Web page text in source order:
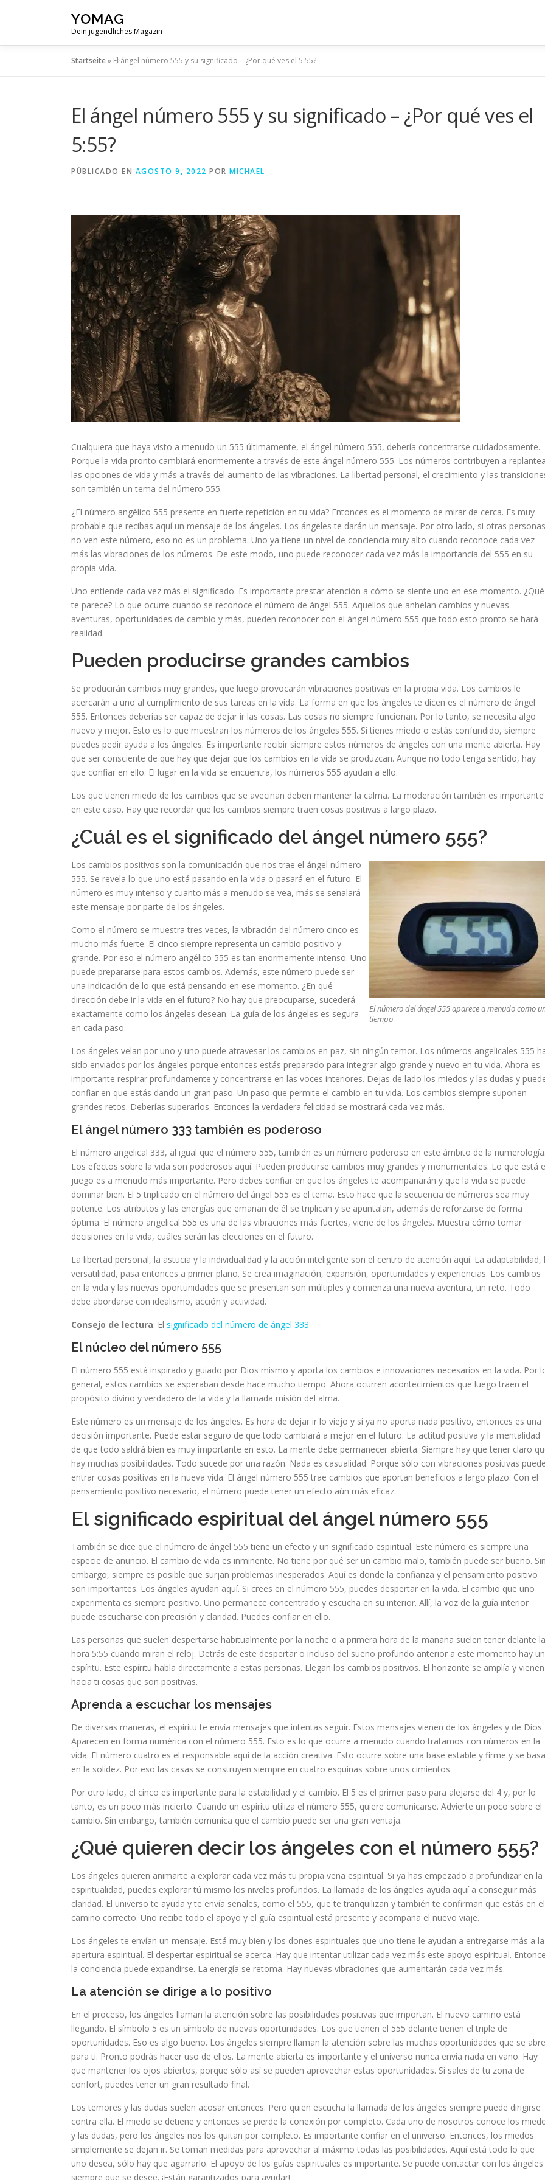
YOMAG
Dein jugendliches Magazin
Startseite» El ángel número 555 y su significado – ¿Por qué ves el 5:55?
El ángel número 555 y su significado – ¿Por qué ves el
5:55?
PÚBLICADO EN AGOSTO 9, 2022 POR MICHAEL
Cualquiera que haya visto a menudo un 555 últimamente, el ángel número 555, debería concentrarse cuidadosamente.
Porque la vida pronto cambiará enormemente a través de este ángel número 555. Los números contribuyen a
las opciones de vida y más a través del aumento de las vibraciones. La libertad personal, el crecimiento y las
son también un tema del número 555.
¿El número angélico 555 presente en fuerte repetición en tu vida? Entonces es el momento de mirar de cerca. Es muy
probable que recibas aquí un mensaje de los ángeles. Los ángeles te darán un mensaje. Por otro lado, si otras personas
no ven este número, eso no es un problema. Uno ya tiene un nivel de conciencia muy alto cuando reconoce cada vez
más las vibraciones de los números. De este modo, uno puede reconocer cada vez más la importancia del 555 en su
propia vida.
Uno entiende cada vez más el significado. Es importante prestar atención a cómo se siente uno en ese momento. ¿Qué
te parece? Lo que ocurre cuando se reconoce el número de ángel 555. Aquellos que anhelan cambios y nuevas
aventuras, oportunidades de cambio y más, pueden reconocer con el ángel número 555 que todo esto pronto se hará
realidad.
Pueden producirse grandes cambios
Se producirán cambios muy grandes, que luego provocarán vibraciones positivas en la propia vida. Los cambios le
acercarán a uno al cumplimiento de sus tareas en la vida. La forma en que los ángeles te dicen es el número de ángel
555. Entonces deberías ser capaz de dejar ir las cosas. Las cosas no siempre funcionan. Por lo tanto, se necesita algo
nuevo y mejor. Esto es lo que muestran los números de los ángeles 555. Si tienes miedo o estás confundido, siempre
puedes pedir ayuda a los ángeles. Es importante recibir siempre estos números de ángeles con una mente abierta. Hay
que ser consciente de que hay que dejar que los cambios en la vida se produzcan. Aunque no todo tenga sentido, hay
que confiar en ello. El lugar en la vida se encuentra, los números 555 ayudan a ello.
Los que tienen miedo de los cambios que se avecinan deben mantener la calma. La moderación también es importante
en este caso. Hay que recordar que los cambios siempre traen cosas positivas a largo plazo.
¿Cuál es el significado del ángel número 555?
El número del ángel 555 aparece a menudo como
tiempo
Los cambios positivos son la comunicación que nos trae el ángel número
555. Se revela lo que uno está pasando en la vida o pasará en el futuro. El
número es muy intenso y cuanto más a menudo se vea, más se señalará
este mensaje por parte de los ángeles.
Como el número se muestra tres veces, la vibración del número cinco es
mucho más fuerte. El cinco siempre representa un cambio positivo y
grande. Por eso el número angélico 555 es tan enormemente intenso. Uno
puede prepararse para estos cambios. Además, este número puede ser
una indicación de lo que está pensando en ese momento. ¿En qué
dirección debe ir la vida en el futuro? No hay que preocuparse, sucederá
exactamente como los ángeles desean. La guía de los ángeles es segura
en cada paso.
Los ángeles velan por uno y uno puede atravesar los cambios en paz, sin ningún temor. Los números angelicales 555
sido enviados por los ángeles porque entonces estás preparado para integrar algo grande y nuevo en tu vida. Ahora es
importante respirar profundamente y concentrarse en las voces interiores. Dejas de lado los miedos y las dudas y
confiar en que estás dando un gran paso. Un paso que permite el cambio en tu vida. Los cambios siempre suponen
grandes retos. Deberías superarlos. Entonces la verdadera felicidad se mostrará cada vez más.
El ángel número 333 también es poderoso
El número angelical 333, al igual que el número 555, también es un número poderoso en este ámbito de la numerología.
Los efectos sobre la vida son poderosos aquí. Pueden producirse cambios muy grandes y monumentales. Lo que está
juego es a menudo más importante. Pero debes confiar en que los ángeles te acompañarán y que la vida se puede
dominar bien. El 5 triplicado en el número del ángel 555 es el tema. Esto hace que la secuencia de números sea muy
potente. Los atributos y las energías que emanan de él se triplican y se apuntalan, además de reforzarse de forma
óptima. El número angelical 555 es una de las vibraciones más fuertes, viene de los ángeles. Muestra cómo tomar
decisiones en la vida, cuáles serán las elecciones en el futuro.
La libertad personal, la astucia y la individualidad y la acción inteligente son el centro de atención aquí. La adaptabilidad,
versatilidad, pasa entonces a primer plano. Se crea imaginación, expansión, oportunidades y experiencias. Los cambios
en la vida y las nuevas oportunidades que se presentan son múltiples y comienza una nueva aventura, un reto. Todo
debe abordarse con idealismo, acción y actividad.
Consejo de lectura: El significado del número de ángel 333
El núcleo del número 555
El número 555 está inspirado y guiado por Dios mismo y aporta los cambios e innovaciones necesarios en la vida. Por
general, estos cambios se esperaban desde hace mucho tiempo. Ahora ocurren acontecimientos que luego traen el
propósito divino y verdadero de la vida y la llamada misión del alma.
Este número es un mensaje de los ángeles. Es hora de dejar ir lo viejo y si ya no aporta nada positivo, entonces es una
decisión importante. Puede estar seguro de que todo cambiará a mejor en el futuro. La actitud positiva y la mentalidad
de que todo saldrá bien es muy importante en esto. La mente debe permanecer abierta. Siempre hay que tener claro
hay muchas posibilidades. Todo sucede por una razón. Nada es casualidad. Porque sólo con vibraciones positivas
entrar cosas positivas en la nueva vida. El ángel número 555 trae cambios que aportan beneficios a largo plazo. Con el
pensamiento positivo necesario, el número puede tener un efecto aún más eficaz.
El significado espiritual del ángel número 555
También se dice que el número de ángel 555 tiene un efecto y un significado espiritual. Este número es siempre una
especie de anuncio. El cambio de vida es inminente. No tiene por qué ser un cambio malo, también puede ser bueno. Sin
embargo, siempre es posible que surjan problemas inesperados. Aquí es donde la confianza y el pensamiento positivo
son importantes. Los ángeles ayudan aquí. Si crees en el número 555, puedes despertar en la vida. El cambio que uno
experimenta es siempre positivo. Uno permanece concentrado y escucha en su interior. Allí, la voz de la guía interior
puede escucharse con precisión y claridad. Puedes confiar en ello.
Las personas que suelen despertarse habitualmente por la noche o a primera hora de la mañana suelen tener delante la
hora 5:55 cuando miran el reloj. Detrás de este despertar o incluso del sueño profundo anterior a este momento hay un
espíritu. Este espíritu habla directamente a estas personas. Llegan los cambios positivos. El horizonte se amplía y vienen
hacia ti cosas que son positivas.
Aprenda a escuchar los mensajes
De diversas maneras, el espíritu te envía mensajes que intentas seguir. Estos mensajes vienen de los ángeles y de Dios.
Aparecen en forma numérica con el número 555. Esto es lo que ocurre a menudo cuando tratamos con números en la
vida. El número cuatro es el responsable aquí de la acción creativa. Esto ocurre sobre una base estable y firme y se basa
en la solidez. Por eso las casas se construyen siempre en cuatro esquinas sobre unos cimientos.
Por otro lado, el cinco es importante para la estabilidad y el cambio. El 5 es el primer paso para alejarse del 4 y, por lo
tanto, es un poco más incierto. Cuando un espíritu utiliza el número 555, quiere comunicarse. Advierte un poco sobre el
cambio. Sin embargo, también comunica que el cambio puede ser una gran ventaja.
¿Qué quieren decir los ángeles con el número 555?
Los ángeles quieren animarte a explorar cada vez más tu propia vena espiritual. Si ya has empezado a profundizar en la
espiritualidad, puedes explorar tú mismo los niveles profundos. La llamada de los ángeles ayuda aquí a conseguir más
claridad. El universo te ayuda y te envía señales, como el 555, que te tranquilizan y también te confirman que estás en el
camino correcto. Uno recibe todo el apoyo y el guía espiritual está presente y acompaña el nuevo viaje.
Los ángeles te envían un mensaje. Está muy bien y los dones espirituales que uno tiene le ayudan a entregarse más a la
apertura espiritual. El despertar espiritual se acerca. Hay que intentar utilizar cada vez más este apoyo espiritual.
la conciencia puede expandirse. La energía se retoma. Hay nuevas vibraciones que aumentarán cada vez más.
La atención se dirige a lo positivo
En el proceso, los ángeles llaman la atención sobre las posibilidades positivas que importan. El nuevo camino está
llegando. El símbolo 5 es un símbolo de nuevas oportunidades. Los que tienen el 555 delante tienen el triple de
oportunidades. Eso es algo bueno. Los ángeles siempre llaman la atención sobre las muchas oportunidades que se
para ti. Pronto podrás hacer uso de ellos. La mente abierta es importante y el universo nunca envía nada en vano. Hay
que mantener los ojos abiertos, porque sólo así se pueden aprovechar estas oportunidades. Si sales de tu zona de
confort, puedes tener un gran resultado final.
Los temores y las dudas suelen acosar entonces. Pero quien escucha la llamada de los ángeles siempre puede dirigirse
contra ella. El miedo se detiene y entonces se pierde la conexión por completo. Cada uno de nosotros conoce los
y las dudas, pero los ángeles nos los quitan por completo. Es importante confiar en el universo. Entonces, los miedos
simplemente se dejan ir. Se toman medidas para aprovechar al máximo todas las posibilidades. Aquí está todo lo que
uno desea, sólo hay que agarrarlo. El apoyo de los guías espirituales es importante. Se puede contactar con los ángeles
siempre que se desee. ¡Están garantizados para ayudar!